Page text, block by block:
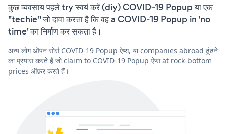
कुछ व्यवसाय पहले try स्वयं करें (diy) COVID-19 Popup या एक
"techie" जो दावा करता है कि वह a COVID-19 Popup in 'no
time' का निर्माण कर सकता है।
अन्य लोग ओपन सोर्स COVID-19 Popup ऐप्स, या companies abroad ढूंढने
का प्रयास करते हैं जो claim to COVID-19 Popup ऐप्स at rock-bottom
prices ऑफ़र करते हैं।